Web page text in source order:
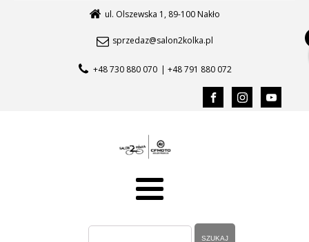
ul. Olszewska 1, 89-100 Nakło
sprzedaz@salon2kolka.pl
+48 730 880 070 | +48 791 880 072